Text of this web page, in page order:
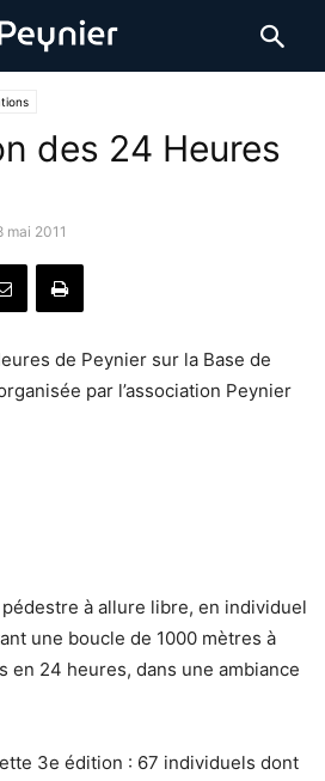
des 24 Heures
mai 2011
de Peynier sur la Base de
par l’association Peynier
à allure libre, en individuel
une boucle de 1000 mètres à
en 24 heures, dans une ambiance
3e édition : 67 individuels dont